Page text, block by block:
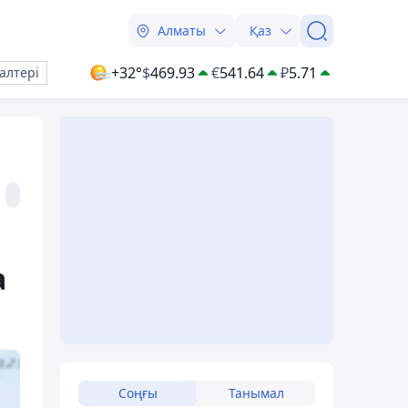
Алматы Қаз
+32°$469.93 €541.64 ₽5.71
Соңғы Танымал